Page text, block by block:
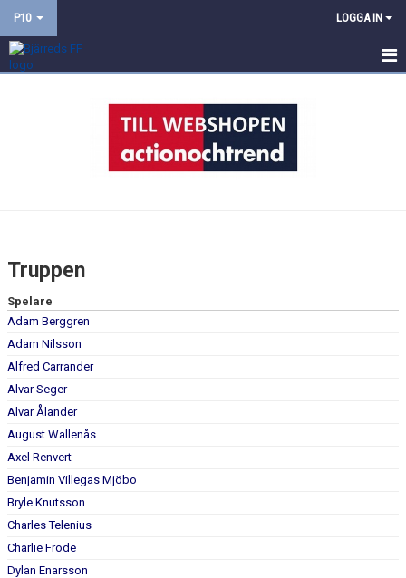
P10 LOGGA IN
BILDGALLERI
DOKUMENT
KONTAKT
Truppen
Spelare
Adam Berggren
Adam Nilsson
Alfred Carrander
Alvar Seger
Alvar Ålander
August Wallenås
Axel Renvert
Benjamin Villegas Mjöbo
Bryle Knutsson
Charles Telenius
Charlie Frode
Dylan Enarsson